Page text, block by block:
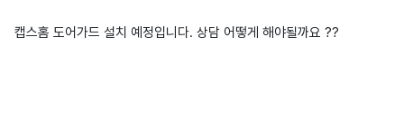
캡스홈 도어가드 설치 예정입니다. 상담 어떻게 해야될까요 ??